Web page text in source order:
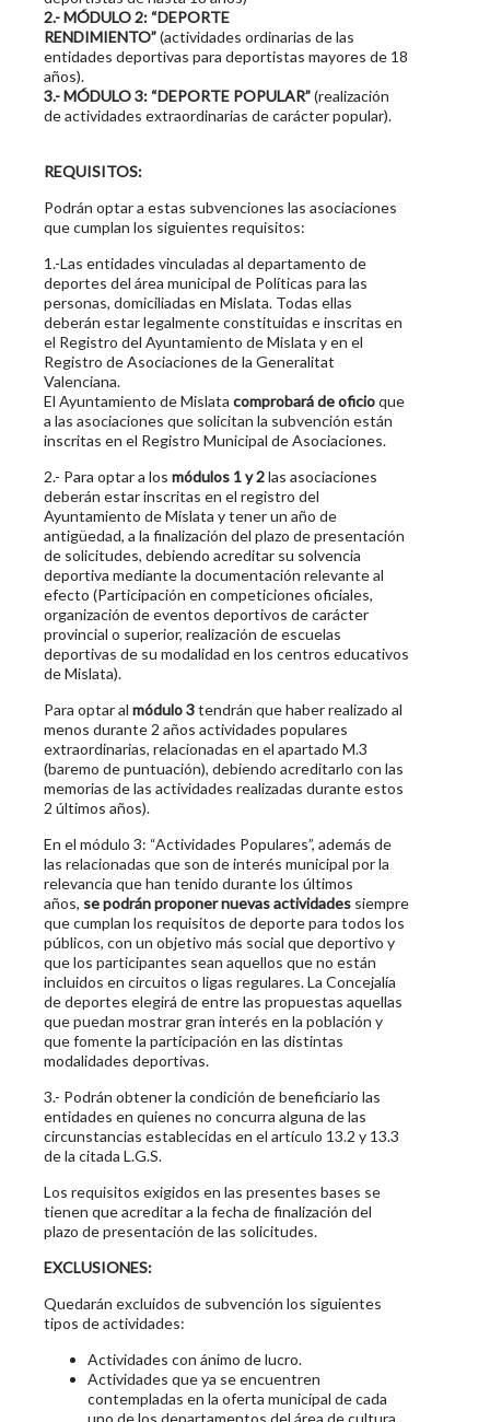
2.- MÓDULO 2: “DEPORTE
RENDIMIENTO”(actividades ordinarias de las
entidades deportivas para deportistas mayores de 18
años).
3.- MÓDULO 3: “DEPORTE POPULAR”(realización
de actividades extraordinarias de carácter popular).
REQUISITOS:
Podrán optar a estas subvenciones las asociaciones
que cumplan los siguientes requisitos:
1.-Las entidades vinculadas al departamento de
deportes del área municipal de Políticas para las
personas, domiciliadas en Mislata. Todas ellas
deberán estar legalmente constituidas e inscritas en
el Registro del Ayuntamiento de Mislata y en el
Registro de Asociaciones de la Generalitat
Valenciana.
El Ayuntamiento de Mislatacomprobará de oficioque
a las asociaciones que solicitan la subvención están
inscritas en el Registro Municipal de Asociaciones.
2.- Para optar a losmódulos 1 y 2las asociaciones
deberán estar inscritas en el registro del
Ayuntamiento de Mislata y tener un año de
antigüedad, a la finalización del plazo de presentación
de solicitudes, debiendo acreditar su solvencia
deportiva mediante la documentación relevante al
efecto (Participación en competiciones oficiales,
organización de eventos deportivos de carácter
provincial o superior, realización de escuelas
deportivas de su modalidad en los centros educativos
de Mislata).
Para optar almódulo 3tendrán que haber realizado al
menos durante 2 años actividades populares
extraordinarias, relacionadas en el apartado M.3
(baremo de puntuación), debiendo acreditarlo con las
memorias de las actividades realizadas durante estos
2 últimos años).
En el módulo 3: “Actividades Populares”, además de
las relacionadas que son de interés municipal por la
relevancia que han tenido durante los últimos
años, se podrán proponer nuevas actividades siempre
que cumplan los requisitos de deporte para todos los
públicos, con un objetivo más social que deportivo y
que los participantes sean aquellos que no están
incluidos en circuitos o ligas regulares. La Concejalía
de deportes elegirá de entre las propuestas aquellas
que puedan mostrar gran interés en la población y
que fomente la participación en las distintas
modalidades deportivas.
3.- Podrán obtener la condición de beneficiario las
entidades en quienes no concurra alguna de las
circunstancias establecidas en el artículo 13.2 y 13.3
de la citada L.G.S.
Los requisitos exigidos en las presentes bases se
tienen que acreditar a la fecha de finalización del
plazo de presentación de las solicitudes.
EXCLUSIONES:
Quedarán excluidos de subvención los siguientes
tipos de actividades:
Actividades con ánimo de lucro.
Actividades que ya se encuentren
contempladas en la oferta municipal de cada
uno de los departamentos del área de cultura.